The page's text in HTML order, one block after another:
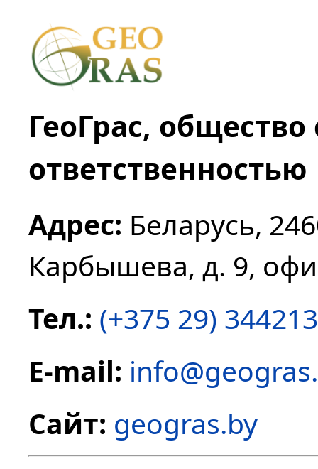
ГеоГрас,
ответственностью
Адрес: Беларусь,
Карбышева, д. 9,
Тел.: (+375 29)
E-mail:
Сайт: geogras.by